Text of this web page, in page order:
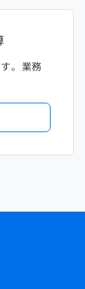
。業務